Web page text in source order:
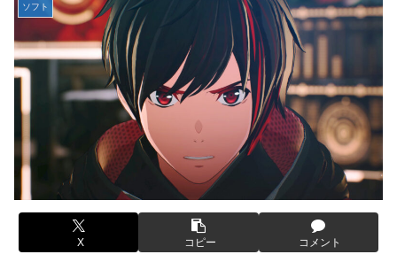
【スト6】竹内ジョン選手「どう考えても調整の時期がおか
しい。大会の真っただ中にコンセプトが変わるほどの調整、
大会が終わった後は微調整。趣旨が一貫してない」
【画像】台湾とフランス、地震発生から6時間以内に設置し
た「避難所」がこちらｗｗｗｗ
【悲報】息子がみいちゃんのママ、限界を迎える「もう無
理。普通の家庭を築きたい。普通の子育てをしたい。」
【悲報】エアコン業者、正論「エアコンスプレーなんて使わ
ない方がいい」ﾄﾞﾝｯ！
【胸糞】Zクソガキ、おばあちゃんをいじめて炎上するｗｗ
【悲報】ショートスリーパー堀さん、対面で高須幹弥にブチ
ギレるｗｗｗｗ
女性「レイプされました」検事「嘘では？」女性「傷ついた
ので訴えます」
【艦これ】イベントぼちぼち終わらせてる人増えてるけど、
終わったらみんな何してる？
【艦これ】デイス 他
【艦これ】けーかいじん 他
日本代表DF冨安健洋の英プレミア・クリスタルパレス加入
が正式決定 鎌田大地とチームメイトに
ソフト
X コピー コメント